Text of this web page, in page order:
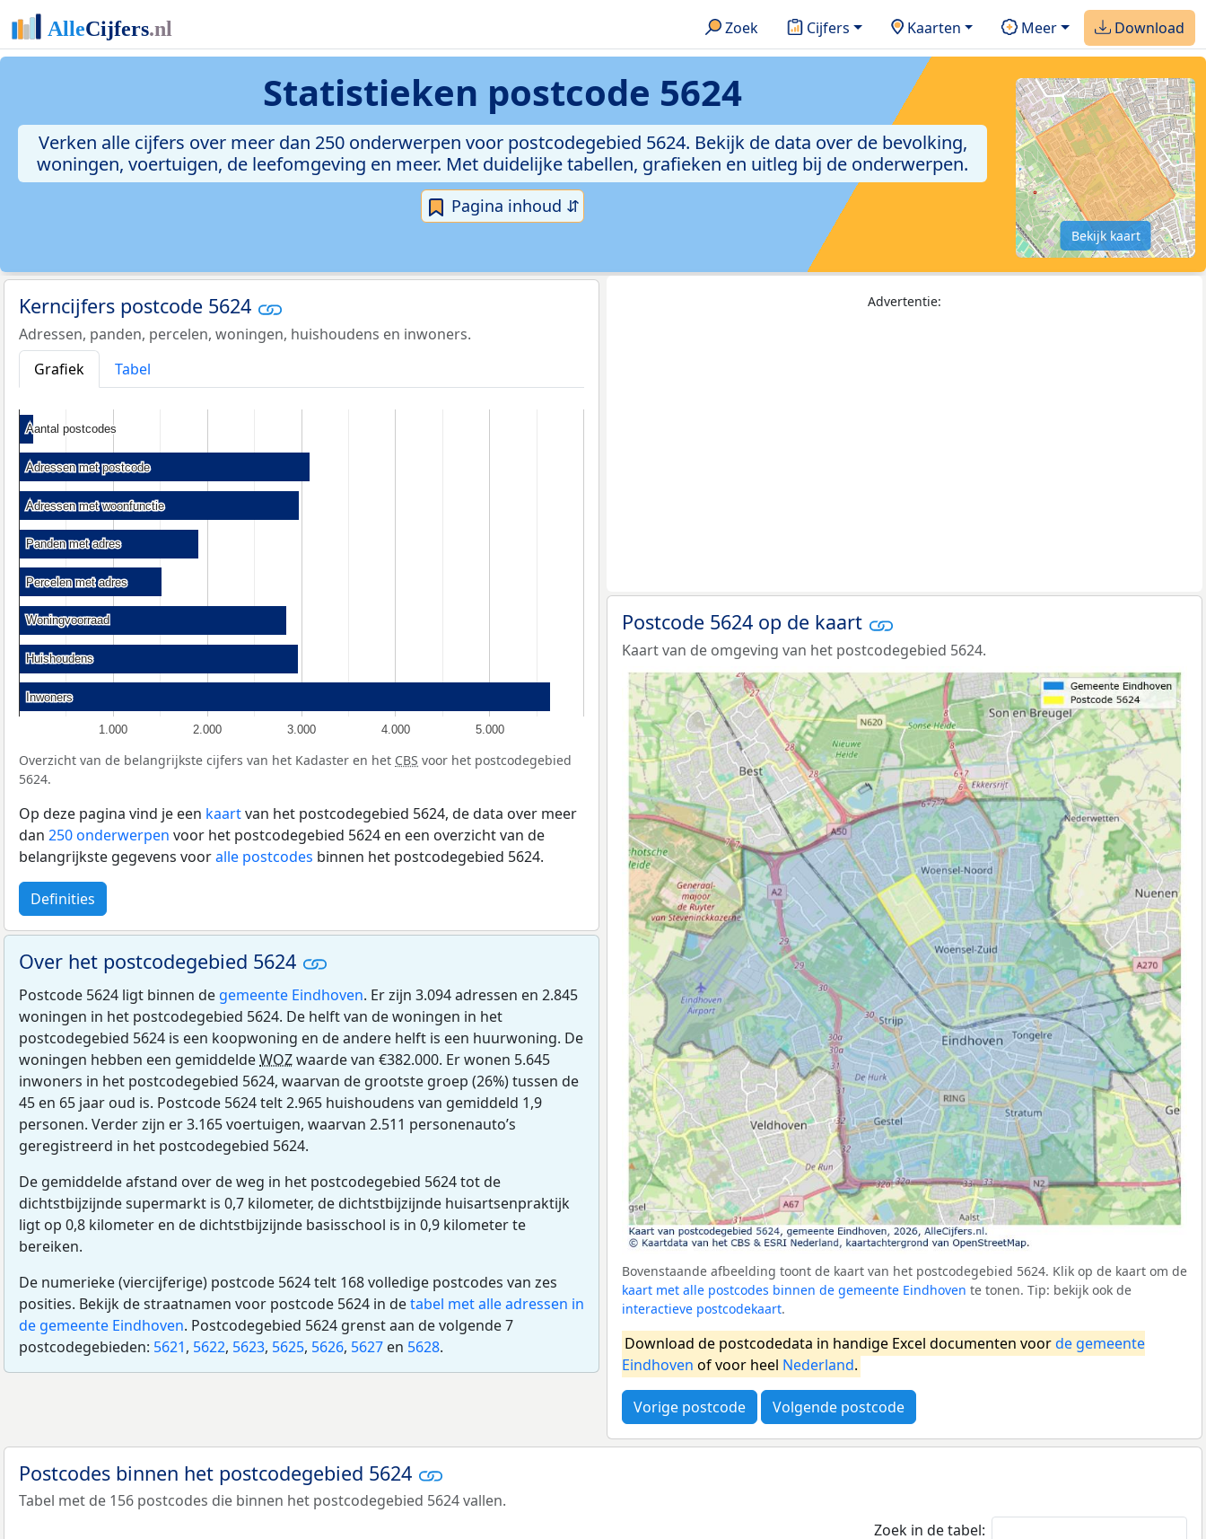
Zoek Cijfers Kaarten Meer Download
Statistieken postcode 5624
Verken alle cijfers over meer dan 250 onderwerpen voor postcodegebied 5624. Bekijk de data over de bevolking,
woningen, voertuigen, de leefomgeving en meer. Met duidelijke tabellen, grafieken en uitleg bij de onderwerpen.
Pagina inhoud ⇵
Bekijk kaart
Kerncijfers postcode 5624
Adressen, panden, percelen, woningen, huishoudens en inwoners.
Grafiek
Tabel
1.000 2.000 3.000 4.000 5.000
Aantal postcodes
Aantal postcodes
Adressen met postcode
Adressen met postcode
Adressen met woonfunctie
Adressen met woonfunctie
Panden met adres
Panden met adres
Percelen met adres
Percelen met adres
Woningvoorraad
Woningvoorraad
Huishoudens
Huishoudens
Inwoners
Inwoners
Overzicht van de belangrijkste cijfers van het Kadaster en het CBS voor het postcodegebied
5624.
Op deze pagina vind je een kaartvan het postcodegebied 5624, de data over meer
dan 250 onderwerpen voor het postcodegebied 5624 en een overzicht van de
belangrijkste gegevens vooralle postcodes binnen het postcodegebied 5624.
Definities
Over het postcodegebied 5624
Postcode 5624 ligt binnen de gemeente Eindhoven. Er zijn 3.094 adressen en 2.845
woningen in het postcodegebied 5624. De helft van de woningen in het
postcodegebied 5624 is een koopwoning en de andere helft is een huurwoning. De
woningen hebben een gemiddeldeWOZwaarde van €382.000. Er wonen 5.645
inwoners in het postcodegebied 5624, waarvan de grootste groep (26%) tussen de
45 en 65 jaar oud is. Postcode 5624 telt 2.965 huishoudens van gemiddeld 1,9
personen. Verder zijn er 3.165 voertuigen, waarvan 2.511 personenauto’s
geregistreerd in het postcodegebied 5624.
De gemiddelde afstand over de weg in het postcodegebied 5624 tot de
dichtstbijzijnde supermarkt is 0,7 kilometer, de dichtstbijzijnde huisartsenpraktijk
ligt op 0,8 kilometer en de dichtstbijzijnde basisschool is in 0,9 kilometer te
bereiken.
De numerieke (viercijferige) postcode 5624 telt 168 volledige postcodes van zes
posities. Bekijk de straatnamen voor postcode 5624 in detabel met alle adressen in
de gemeente Eindhoven. Postcodegebied 5624 grenst aan de volgende 7
postcodegebieden: 5621, 5622, 5623, 5625, 5626, 5627 en 5628.
Advertentie:
Postcode 5624 op de kaart
Kaart van de omgeving van het postcodegebied 5624.
Bovenstaande afbeelding toont de kaart van het postcodegebied 5624. Klik op de kaart om de
kaart met alle postcodes binnen de gemeente Eindhoven te tonen. Tip: bekijk ook de
interactieve postcodekaart.
Download de postcodedata in handige Excel documenten voorde gemeente
Eindhoven of voor heel Nederland.
Vorige postcode Volgende postcode
Postcodes binnen het postcodegebied 5624
Tabel met de 156 postcodes die binnen het postcodegebied 5624 vallen.
Zoek in de tabel: